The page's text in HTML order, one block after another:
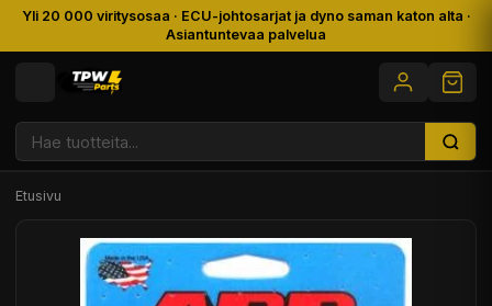
Yli 20 000 viritysosaa · ECU-johtosarjat ja dyno saman katon alta ·
Asiantuntevaa palvelua
Etusivu